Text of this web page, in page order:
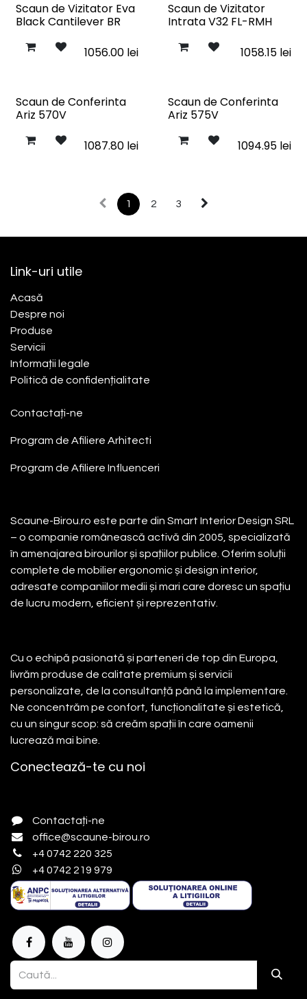
Scaun de Vizitator Eva
Black Cantilever BR
1056.00 lei
Scaun de Vizitator
Intrata V32 FL-RMH
1058.15lei
Scaun de Conferinta
Ariz 570V
1087.80 lei
Scaun de Conferinta
Ariz 575V
1094.95lei
1 2 3
Link-uri utile
Acasă​
Despre noi
Produse
Servicii
Informații legale
Politică de confidențialitate
Contactați-ne
Program de Afiliere Arhitecti
Program de Afiliere Influenceri
Scaune-Birou.ro este parte din Smart Interior Design SRL
– o companie românească activă din 2005, specializată
în amenajarea birourilor și spațiilor publice. Oferim soluții
complete de mobilier ergonomic și design interior,
adresate companiilor medii și mari care doresc un spațiu
de lucru modern, eficient și reprezentativ.
Cu o echipă pasionată și parteneri de top din Europa,
livrăm produse de calitate premium și servicii
personalizate, de la consultanță până la implementare.
Ne concentrăm pe confort, funcționalitate și estetică,
cu un singur scop: să creăm spații în care oamenii
lucrează mai bine.
Conectează-te cu noi
Contactați-ne
office@scaune-birou.ro
+4 0742 220 325
+4 0742 219 979